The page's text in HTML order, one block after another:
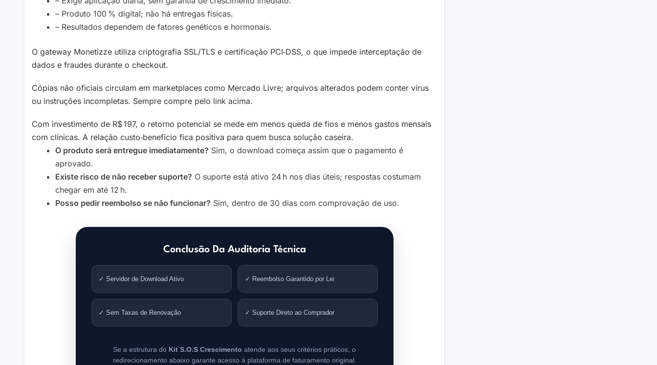
– Produto 100 % digital; não há entregas físicas.
– Resultados dependem de fatores genéticos e hormonais.
O gateway Monetizze utiliza criptografia SSL/TLS e certificação PCI‑DSS, o que impede interceptação de
dados e fraudes durante o checkout.
Cópias não oficiais circulam em marketplaces como Mercado Livre; arquivos alterados podem conter vírus
ou instruções incompletas. Sempre compre pelo link acima.
Com investimento de R$ 197, o retorno potencial se mede em menos queda de fios e menos gastos mensais
com clínicas. A relação custo‑benefício fica positiva para quem busca solução caseira.
O produto será entregue imediatamente? Sim, o download começa assim que o pagamento é
aprovado.
Existe risco de não receber suporte? O suporte está ativo 24 h nos dias úteis; respostas costumam
chegar em até 12 h.
Posso pedir reembolso se não funcionar? Sim, dentro de 30 dias com comprovação de uso.
Conclusão Da Auditoria Técnica
✓ Servidor de Download Ativo ✓ Reembolso Garantido por Lei
✓ Sem Taxas de Renovação ✓ Suporte Direto ao Comprador
Se a estrutura do Kit S.O.S Crescimento atende aos seus critérios práticos, o
redirecionamento abaixo garante acesso à plataforma de faturamento original.